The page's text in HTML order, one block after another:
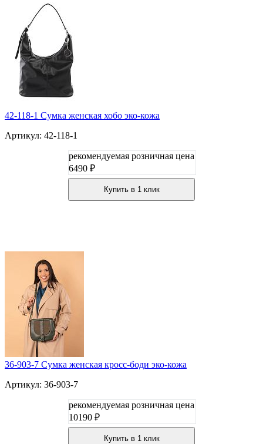
42-118-1 Сумка женская хобо эко-кожа
Артикул: 42-118-1
рекомендуемая розничная цена
6490 ₽
Купить в 1 клик
36-903-7 Сумка женская кросс-боди эко-кожа
Артикул: 36-903-7
рекомендуемая розничная цена
10190 ₽
Купить в 1 клик